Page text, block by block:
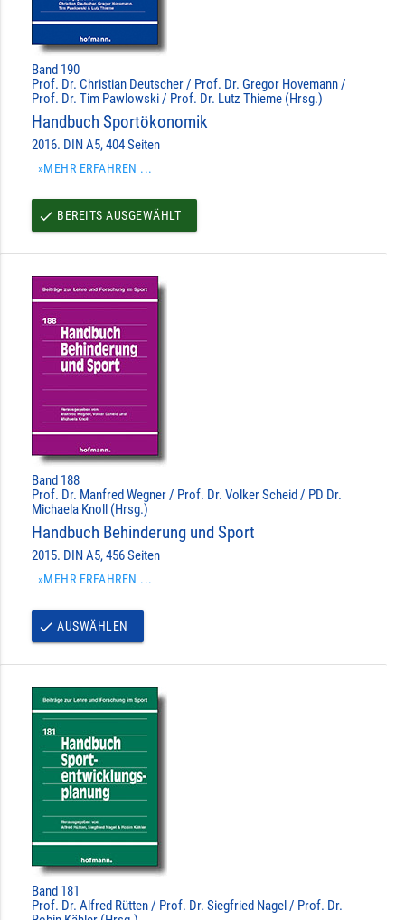
Band 190
Prof. Dr. Christian Deutscher / Prof. Dr. Gregor Hovemann /
Prof. Dr. Tim Pawlowski / Prof. Dr. Lutz Thieme (Hrsg.)
Handbuch Sportökonomik
2016. DIN A5, 404 Seiten
»MEHR ERFAHREN ...
done BEREITS AUSGEWÄHLT
Band 188
Prof. Dr. Manfred Wegner / Prof. Dr. Volker Scheid / PD Dr.
Michaela Knoll (Hrsg.)
Handbuch Behinderung und Sport
2015. DIN A5, 456 Seiten
»MEHR ERFAHREN ...
done AUSWÄHLEN
Band 181
Prof. Dr. Alfred Rütten / Prof. Dr. Siegfried Nagel / Prof. Dr.